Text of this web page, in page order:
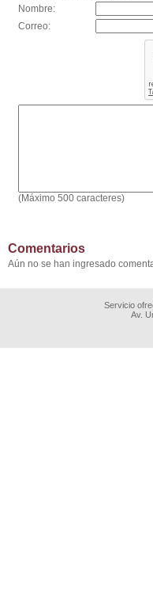
Nombre:
Correo:
(Máximo 500 caracteres)
Comentarios
Aún no se han ingresado
Servicio
Av.